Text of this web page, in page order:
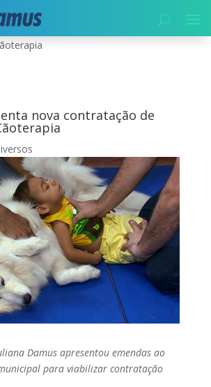
|Prefeitura tenta nova contratação
nova contratação de
Damus apresentou emendas ao
para viabilizar contratação